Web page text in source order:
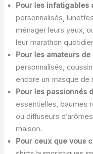
Pour les infatigables
personnalisés,
ménager leurs yeux,
leur marathon
Pour les amateurs
personnalisés,
encore un masque de
Pour les passionnés
essentielles, baumes
ou diffuseurs
maison.
Pour ceux que vous